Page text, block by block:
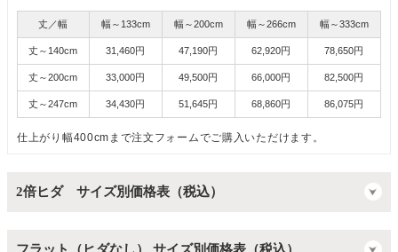
丈／幅
丈～140cm
丈～200cm
丈～247cm
幅～133cm
31,460円
33,000円
34,430円
幅～200cm
47,190円
49,500円
51,645円
幅～266cm
62,920円
66,000円
68,860円
幅～333cm
78,650円
82,500円
86,075円
仕上がり幅400cmまで注文フォームでご購入いただけます。
2倍ヒダ サイズ別価格表（税込）
フラット（ヒダなし） サイズ別価格表（税込）